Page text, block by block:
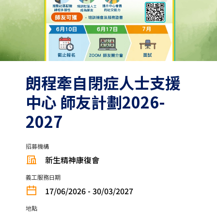
朗程牽自閉症人士支援
中心 師友計劃2026-
2027
招募機構
新生精神康復會
義工服務日期
17/06/2026 - 30/03/2027
地點